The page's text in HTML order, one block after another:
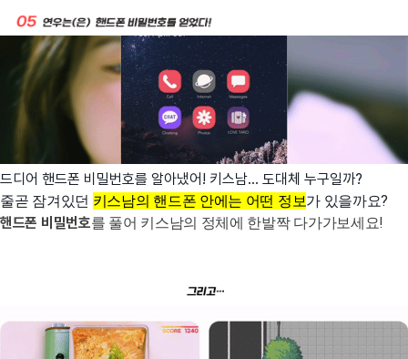
드디어 핸드폰 비밀번호를 알아냈어! 키스남... 도대체 누구일까?
줄곧 잠겨있던 키스남의 핸드폰 안에는 어떤 정보가 있을까요?
핸드폰 비밀번호를 풀어 키스남의 정체에 한발짝 다가가보세요!